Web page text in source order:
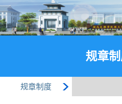
规章
规章制度